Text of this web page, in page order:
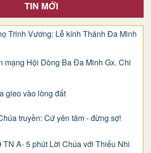
TIN MỚI
Trinh Vương: Lễ kính Thánh Đa Minh
mạng Hội Dòng Ba Đa Minh Gx. Chi
gieo vào lòng đất
truyền: Cứ yên tâm - đừng sợ!
TN A- 5 phút Lời Chúa với Thiếu Nhi